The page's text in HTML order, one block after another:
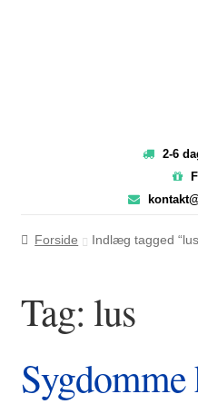
2-6
Forside Indlæg tagged
Tag: lus
Sygdomme